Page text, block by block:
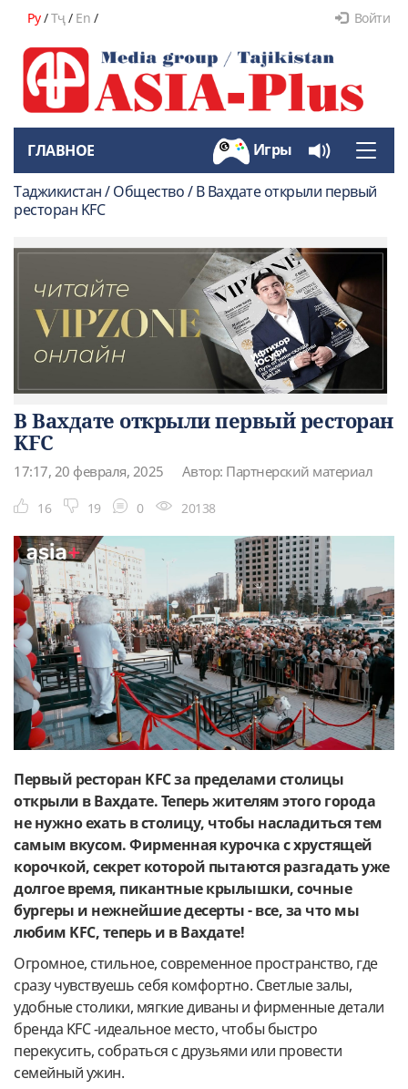
Ру/Тҷ/ En / Войти
Toggle
ГЛАВНОЕ Игры
Таджикистан / Общество / В Вахдате открыли первый
ресторан KFC
В Вахдате открыли первый ресторан
KFC
17:17, 20 февраля, 2025 Автор: Партнерский материал
16 19 0 20138
Первый ресторан KFC за пределами столицы
открыли в Вахдате. Теперь жителям этого города
не нужно ехать в столицу, чтобы насладиться тем
самым вкусом. Фирменная курочка с хрустящей
корочкой, секрет которой пытаются разгадать уже
долгое время, пикантные крылышки, сочные
бургеры и нежнейшие десерты - все, за что мы
любим KFC, теперь и в Вахдате!
Огромное, стильное, современное пространство, где
сразу чувствуешь себя комфортно. Светлые залы,
удобные столики, мягкие диваны и фирменные детали
бренда KFC -идеальное место, чтобы быстро
перекусить, собраться с друзьями или провести
семейный ужин.